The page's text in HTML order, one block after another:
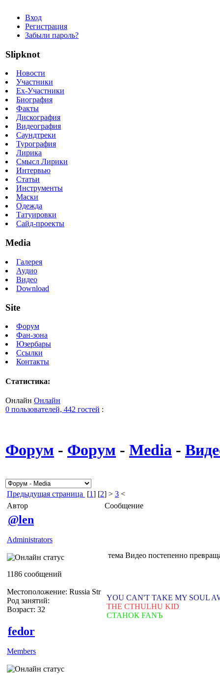
Вход
Регистрация
Забыли пароль?
Slipknot
Новости
Участники
Ex-Участники
Биография
Факты
Дискография
Видеография
Саундтреки
Турография
Лирика
Смысл Лирики
Интервью
Статьи
Инструменты
Маски
Одежда
Татуировки
Сайд-проекты
Media
Галерея
Аудио
Видео
Download
Site
Форум
Фан-зона
Юзербары
Ссылки
Контакты
Статистика:
Онлайн Онлайн
0 пользователей, 442 гостей :
Форум - Форум - Media -
Предыдущая страница [1] [2] > 3 <
Автор
Сообщение
@len
Administrators
1186 сообщений
Местоположение: Russia Str
Род занятий:
Возраст: 32
тема Видео постепенно
YOU CAN'T TAKE MY SOUL
THE CTHULHU KID
СТАНОК FANЪ
fedor
Members